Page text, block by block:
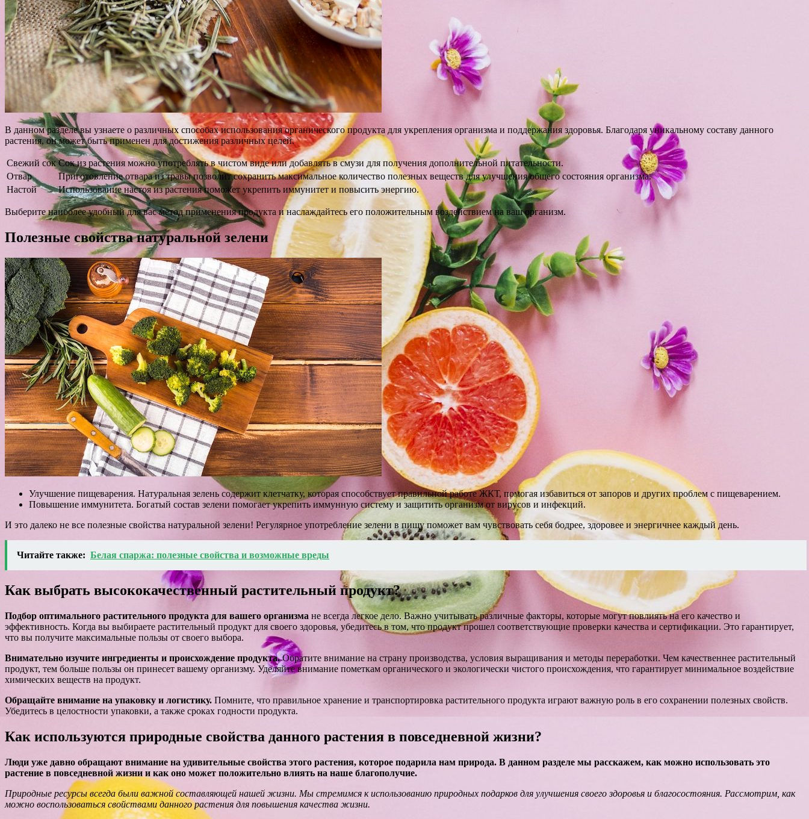
В данном разделе вы узнаете о различных способах использования органического продукта для укрепления организма и поддержания здоровья. Благодаря уникальному составу данного
растения, он может быть применен для достижения различных целей.
Свежий сок Сок из растения можно употреблять в чистом виде или добавлять в смузи для получения дополнительной питательности.
Отвар
Приготовление отвара из травы позволит сохранить максимальное количество полезных веществ для улучшения общего состояния организма.
Настой
Использование настоя из растения поможет укрепить иммунитет и повысить энергию.
Выберите наиболее удобный для вас метод применения продукта и наслаждайтесь его положительным воздействием на ваш организм.
Полезные свойства натуральной зелени
Улучшение пищеварения. Натуральная зелень содержит клетчатку, которая способствует правильной работе ЖКТ, помогая избавиться от запоров и других проблем с пищеварением.
Повышение иммунитета. Богатый состав зелени помогает укрепить иммунную систему и защитить организм от вирусов и инфекций.
И это далеко не все полезные свойства натуральной зелени! Регулярное употребление зелени в пищу поможет вам чувствовать себя бодрее, здоровее и энергичнее каждый день.
Читайте также: Белая спаржа: полезные свойства и возможные вреды
Как выбрать высококачественный растительный продукт?
Подбор оптимального растительного продукта для вашего организма не всегда легкое дело. Важно учитывать различные факторы, которые могут повлиять на его качество и
эффективность. Когда вы выбираете растительный продукт для своего здоровья, убедитесь в том, что продукт прошел соответствующие проверки качества и сертификации. Это гарантирует,
что вы получите максимальные пользы от своего выбора.
Внимательно изучите ингредиенты и происхождение продукта.Обратите внимание на страну производства, условия выращивания и методы переработки. Чем качественнее растительный
продукт, тем больше пользы он принесет вашему организму. Уделяйте внимание пометкам органического и экологически чистого происхождения, что гарантирует минимальное воздействие
химических веществ на продукт.
Обращайте внимание на упаковку и логистику. Помните, что правильное хранение и транспортировка растительного продукта играют важную роль в его сохранении полезных свойств.
Убедитесь в целостности упаковки, а также сроках годности продукта.
Как используются природные свойства данного растения в повседневной жизни?
Люди уже давно обращают внимание на удивительные свойства этого растения, которое подарила нам природа. В данном разделе мы расскажем, как можно использовать это
растение в повседневной жизни и как оно может положительно влиять на наше благополучие.
Природные ресурсы всегда были важной составляющей нашей жизни. Мы стремимся к использованию природных подарков для улучшения своего здоровья и благосостояния. Рассмотрим, как
можно воспользоваться свойствами данного растения для повышения качества жизни.